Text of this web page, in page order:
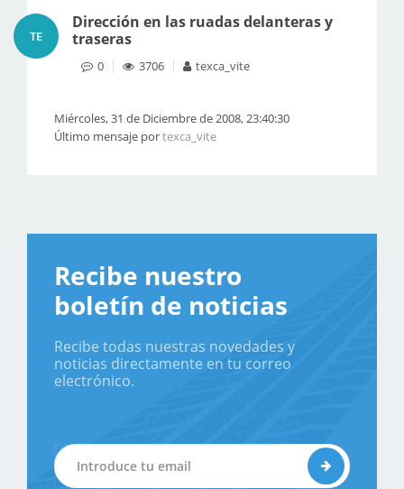
TE
Dirección en las ruadas delanteras y
traseras
0 3706 texca_vite
Miércoles, 31 de Diciembre de 2008, 23:40:30
Último mensaje portexca_vite
Recibe nuestro
boletín de noticias
Recibe todas nuestras novedades y
noticias directamente en tu correo
electrónico.